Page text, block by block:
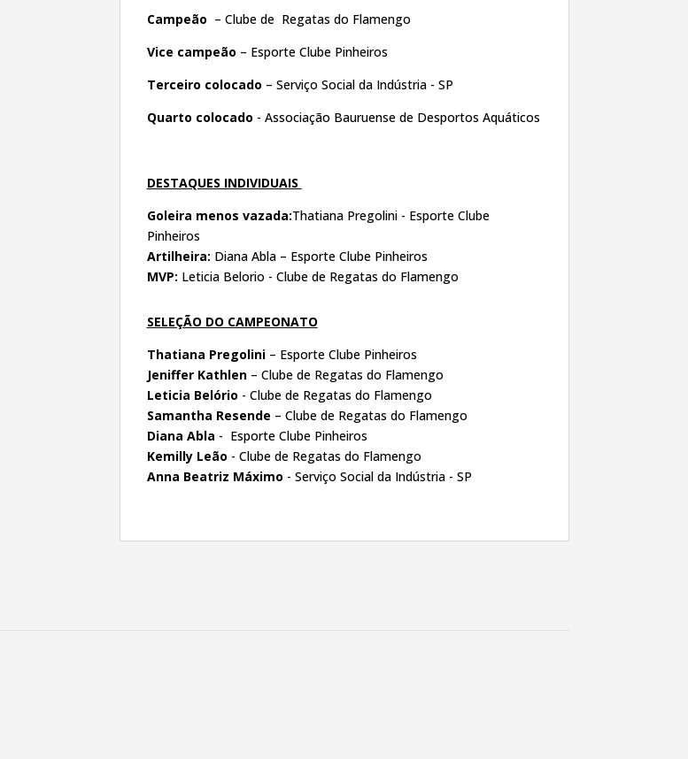
Campeão – Clube de Regatas do Flamengo
Vice campeão – Esporte Clube Pinheiros
Terceiro colocado – Serviço Social da Indústria - SP
Quarto colocado - Associação Bauruense de Desportos Aquáticos
DESTAQUES INDIVIDUAIS
Goleira menos vazada:Thatiana Pregolini - Esporte Clube
Pinheiros
Artilheira: Diana Abla – Esporte Clube Pinheiros
MVP: Leticia Belorio - Clube de Regatas do Flamengo
SELEÇÃO DO CAMPEONATO
Thatiana Pregolini– Esporte Clube Pinheiros
Jeniffer Kathlen– Clube de Regatas do Flamengo
Leticia Belório - Clube de Regatas do Flamengo
Samantha Resende – Clube de Regatas do Flamengo
Diana Abla - Esporte Clube Pinheiros
Kemilly Leão - Clube de Regatas do Flamengo
Anna Beatriz Máximo - Serviço Social da Indústria - SP